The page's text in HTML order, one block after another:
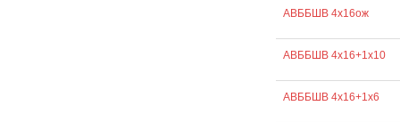
АВББШВ 4х16ож
АВББШВ 4х16+1х10
АВББШВ 4х16+1х6